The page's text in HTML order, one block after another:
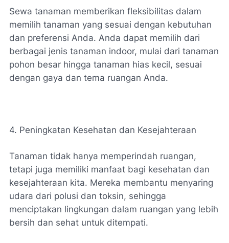
Sewa tanaman memberikan fleksibilitas dalam
memilih tanaman yang sesuai dengan kebutuhan
dan preferensi Anda. Anda dapat memilih dari
berbagai jenis tanaman indoor, mulai dari tanaman
pohon besar hingga tanaman hias kecil, sesuai
dengan gaya dan tema ruangan Anda.
4. Peningkatan Kesehatan dan Kesejahteraan
Tanaman tidak hanya memperindah ruangan,
tetapi juga memiliki manfaat bagi kesehatan dan
kesejahteraan kita. Mereka membantu menyaring
udara dari polusi dan toksin, sehingga
menciptakan lingkungan dalam ruangan yang lebih
bersih dan sehat untuk ditempati.